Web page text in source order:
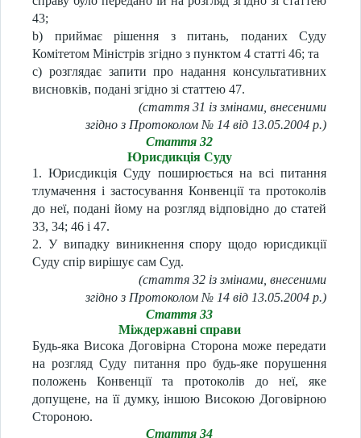
43;
b) приймає рішення з питань, поданих Суду
Комітетом Міністрів згідно з пунктом 4 статті 46; та
c) розглядає запити про надання консультативних
висновків, подані згідно зі статтею 47.
(стаття 31 із змінами, внесеними
згідно з Протоколом № 14 від 13.05.2004 р.)
Стаття 32
Юрисдикція Суду
1. Юрисдикція Суду поширюється на всі питання
тлумачення і застосування Конвенції та протоколів
до неї, подані йому на розгляд відповідно до статей
33, 34; 46 і 47.
2. У випадку виникнення спору щодо юрисдикції
Суду спір вирішує сам Суд.
(стаття 32 із змінами, внесеними
згідно з Протоколом № 14 від 13.05.2004 р.)
Стаття 33
Міждержавні справи
Будь-яка Висока Договірна Сторона може передати
на розгляд Суду питання про будь-яке порушення
положень Конвенції та протоколів до неї, яке
допущене, на її думку, іншою Високою Договірною
Стороною.
Стаття 34